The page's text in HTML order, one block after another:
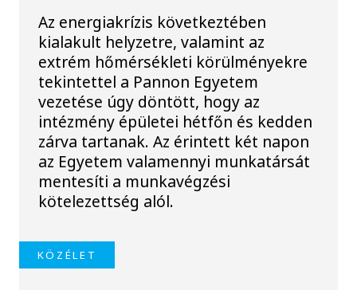
Az energiakrízis következtében
kialakult helyzetre, valamint az
extrém hőmérsékleti körülményekre
tekintettel a Pannon Egyetem
vezetése úgy döntött, hogy az
intézmény épületei hétfőn és kedden
zárva tartanak. Az érintett két napon
az Egyetem valamennyi munkatársát
mentesíti a munkavégzési
kötelezettség alól.
KÖZÉLET